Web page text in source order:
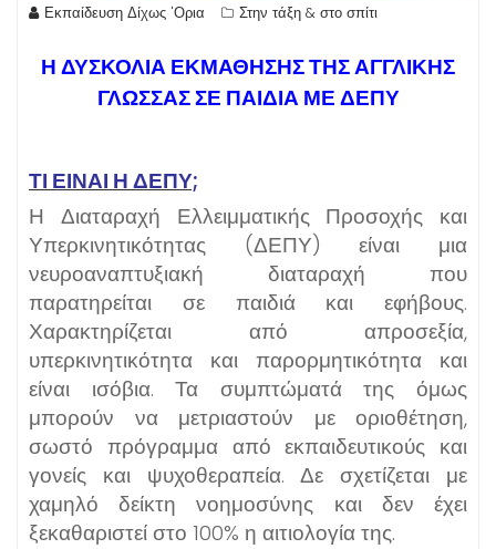
Εκπαίδευση Δίχως 'Ορια Στην τάξη & στο σπίτι
Η ΔΥΣΚΟΛΙΑ ΕΚΜΑΘΗΣΗΣ ΤΗΣ ΑΓΓΛΙΚΗΣ
ΓΛΩΣΣΑΣ ΣΕ ΠΑΙΔΙΑ ΜΕ ΔΕΠΥ
ΤΙ ΕΙΝΑΙ Η ΔΕΠΥ;
Η Διαταραχή Ελλειμματικής Προσοχής και
Υπερκινητικότητας (ΔΕΠΥ) είναι μια
νευροαναπτυξιακή διαταραχή που
παρατηρείται σε παιδιά και εφήβους.
Χαρακτηρίζεται από απροσεξία,
υπερκινητικότητα και παρορμητικότητα και
είναι ισόβια. Τα συμπτώματά της όμως
μπορούν να μετριαστούν με οριοθέτηση,
σωστό πρόγραμμα από εκπαιδευτικούς και
γονείς και ψυχοθεραπεία. Δε σχετίζεται με
χαμηλό δείκτη νοημοσύνης και δεν έχει
ξεκαθαριστεί στο 100% η αιτιολογία της.